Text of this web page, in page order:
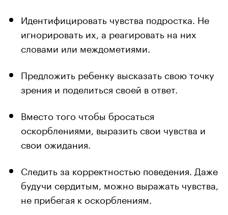
Идентифицировать чувства подростка. Не
игнорировать их, а реагировать на них
словами или междометиями.
Предложить ребенку высказать свою точку
зрения и поделиться своей в ответ.
Вместо того чтобы бросаться
оскорблениями, выразить свои чувства и
свои ожидания.
Следить за корректностью поведения. Даже
будучи сердитым, можно выражать чувства,
не прибегая к оскорблениям.